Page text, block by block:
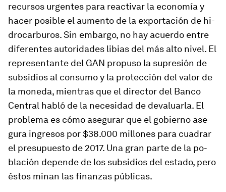
re­cursos ur­gentes para reac­tivar la eco­nomía y
hacer po­sible el au­mento de la ex­por­ta­ción de hi­
dro­car­bu­ros. Sin em­bargo, no hay acuerdo entre
di­fe­rentes au­to­ri­dades li­bias del más alto ni­vel. El
re­pre­sen­tante del GAN pro­puso la su­pre­sión de
sub­si­dios al con­sumo y la pro­tec­ción del valor de
la mo­neda, mien­tras que el di­rector del Banco
Central habló de la ne­ce­sidad de de­va­luarla. El
pro­blema es cómo ase­gurar que el go­bierno ase­
gura in­gresos por $38.000 mi­llones para cua­drar
el pre­su­puesto de 2017. Una gran parte de la po­
bla­ción de­pende de los sub­si­dios del es­tado, pero
éstos minan las fi­nanzas pú­bli­cas.